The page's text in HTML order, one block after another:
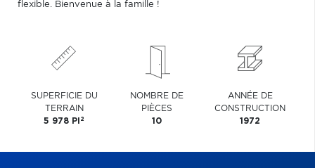
flexible. Bienvenue à la famille !
SUPERFICIE DU
TERRAIN
5 978 PI 2
NOMBRE DE
PIÈCES
10
ANNÉE DE
CONSTRUCTION
1972